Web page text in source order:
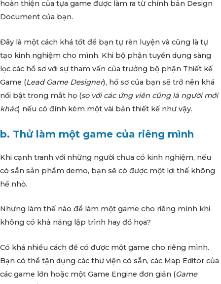
hoàn thiện của tựa game được làm ra từ chính bản Design
Document của bạn.
Đây là một cách khá tốt để bạn tự rèn luyện và cũng là tự
tạo kinh nghiệm cho mình. Khi bộ phận tuyển dụng sàng
lọc các hồ sơ với sự tham vấn của trưởng bộ phận Thiết kế
Game (Lead Game Designer), hồ sơ của bạn sẽ trở nên khá
nổi bật trong mắt họ (so với các ứng viên cũng là người mới
khác) nếu có đính kèm một vài bản thiết kế như vậy.
b. Thử làm một game của riêng mình
Khi cạnh tranh với những người chưa có kinh nghiệm, nếu
có sẵn sản phẩm demo, bạn sẽ có được một lợi thế không
hề nhỏ.
Nhưng làm thế nào để làm một game cho riêng mình khi
không có khả năng lập trình hay đồ họa?
Có khá nhiều cách để có được một game cho riêng mình.
Bạn có thể tận dụng các thư viện có sẵn, các Map Editor của
các game lớn hoặc một Game Engine đơn giản (Game